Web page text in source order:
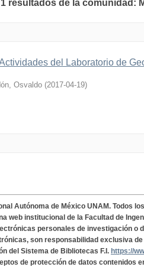
resultados de la comunidad:
del Laboratorio de
Osvaldo (2017-04-19)
Autónoma de México UNAM. Todos
web institucional de la Facultad de
personales de investigación o
son responsabilidad exclusiva
del Sistema de Bibliotecas F.I. https://
de protección de datos contenidos